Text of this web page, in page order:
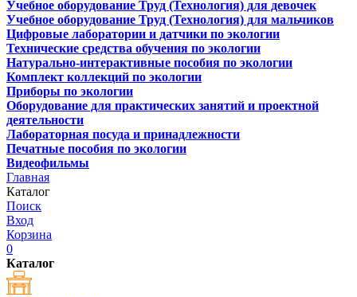
Учебное оборудование Труд (Технология) для девочек
Учебное оборудование Труд (Технология) для мальчиков
Цифровые лаборатории и датчики по экологии
Технические средства обучения по экологии
Натурально-интерактивные пособия по экологии
Комплект коллекций по экологии
Приборы по экологии
Оборудование для практических занятий и проектной
деятельности
Лабораторная посуда и принадлежности
Печатные пособия по экологии
Видеофильмы
Главная
Каталог
Поиск
Вход
Корзина
0
Каталог